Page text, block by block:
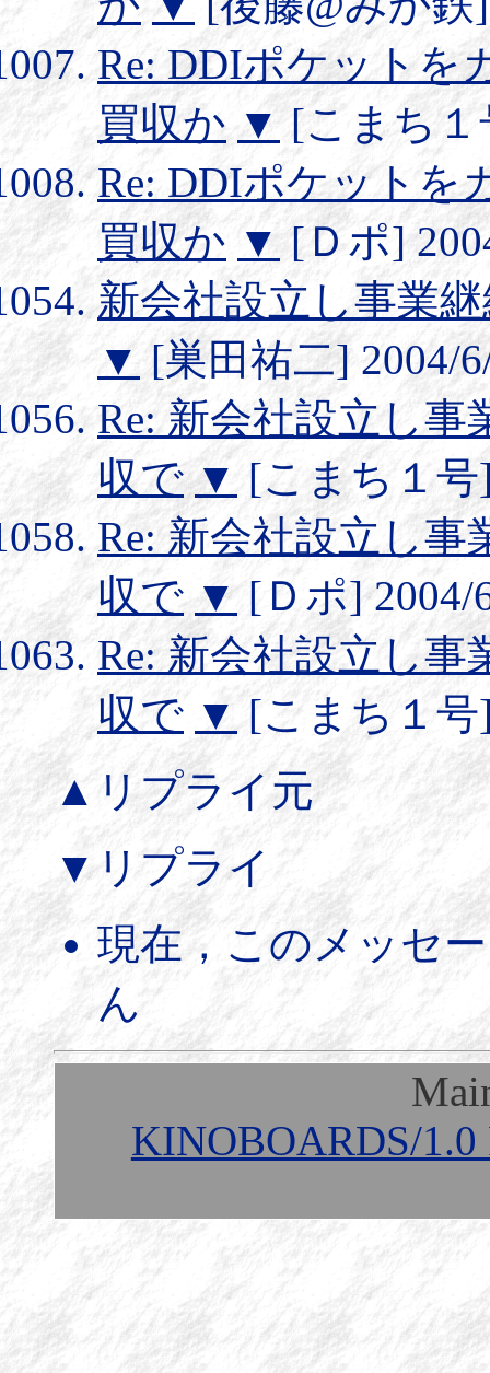
Re: DDIポケットを
買収か ▼ [こまち１
Re: DDIポケットを
買収か ▼ [Ｄポ]
新会社設立し事業
▼ [巣田祐二] 2004/
Re: 新会社設立し
収で ▼ [こまち１号
Re: 新会社設立し
収で ▼ [Ｄポ] 2004/
Re: 新会社設立し
収で ▼ [こまち１号
▲リプライ元
▼リプライ
現在，このメッセ
ん
KINOBOARDS/1.0